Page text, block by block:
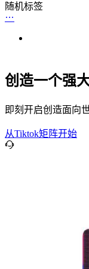
随机标签
创造一个强
即刻开启创造面向
从Tiktok矩阵开始